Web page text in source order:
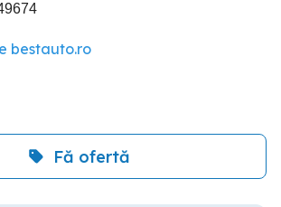
bestauto.ro
Fă ofertă